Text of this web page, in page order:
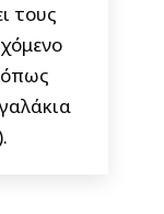
τους